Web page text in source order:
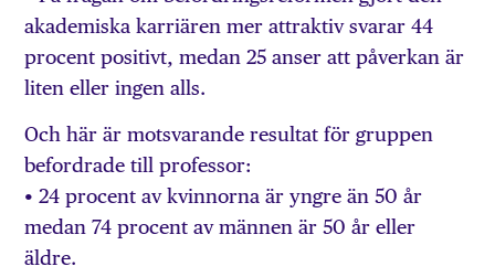
akademiska karriären mer attraktiv svarar 44
procent positivt, medan 25 anser att påverkan är
liten eller ingen alls.
Och här är motsvarande resultat för gruppen
befordrade till professor:
• 24 procent av kvinnorna är yngre än 50 år
medan 74 procent av männen är 50 år eller
äldre.